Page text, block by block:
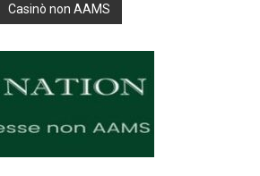
Casinò non AAMS